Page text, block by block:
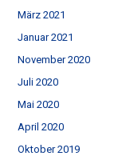
März 2021
Januar 2021
November 2020
Juli 2020
Mai 2020
April 2020
Oktober 2019